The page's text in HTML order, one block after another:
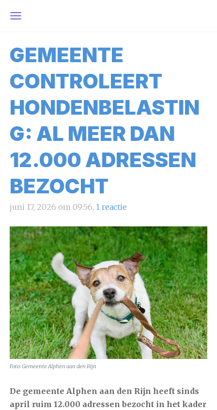
GEMEENTE
CONTROLEERT
HONDENBELASTIN
G: AL MEER DAN
12.000 ADRESSEN
BEZOCHT
juni 17, 2026 om 09:56, 1 reactie
Foto: Gemeente Alphen aan den Rijn
De gemeente Alphen aan den Rijn heeft sinds
april ruim 12.000 adressen bezocht in het kader